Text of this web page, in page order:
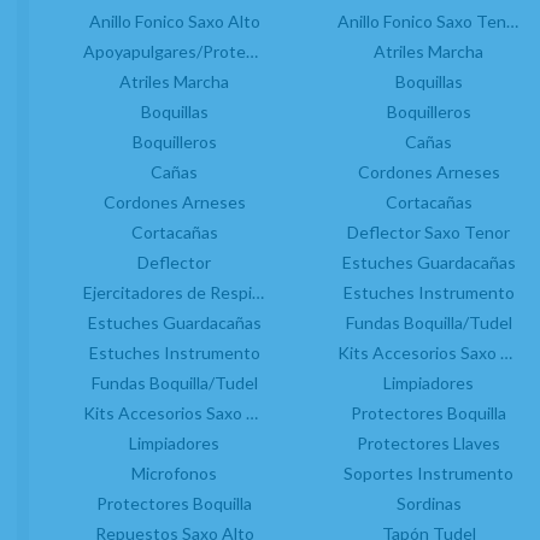
Aceites
Anillos Fónicos
Apoyapulgares
Argollas Porta Atril
Atriles Marcha
Barriletes
Boquillas
Boquilleros
Campanas
Cañas
Classical Fingers
Control Humedad
Corchos
Cordones Arneses
Cortacañas
Entrenadores Digitación
Estuches Guardacañas
Argollas
Atriles Marcha
Barriletes
Boquillas
Boquilleros
Campanas
Cañas
Cortacañas
Estuches Cañas
Estuches Instrumento
Limpiadores
Protectores Boquilla
Zapatillas
Anillo Fonico Saxo Alto
Apoyapulgares/Protectores Llaves Saxo
Atriles Marcha
Boquillas
Boquilleros
Cañas
Cordones Arneses
Cortacañas
Deflector
Ejercitadores de Respiración Saxo
Estuches Guardacañas
Estuches Instrumento
Fundas Boquilla/Tudel
Kits Accesorios Saxo Alto
Limpiadores
Microfonos
Protectores Boquilla
Repuestos Saxo Alto
Anillo Fonico Saxo Tenor
Atriles Marcha
Boquillas
Boquilleros
Cañas
Cordones Arneses
Cortacañas
Deflector Saxo Tenor
Estuches Guardacañas
Estuches Instrumento
Fundas Boquilla/Tudel
Kits Accesorios Saxo Tenor
Limpiadores
Protectores Boquilla
Protectores Llaves
Soportes Instrumento
Sordinas
Tapón Tudel